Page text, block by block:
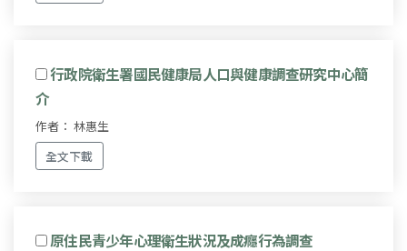
行政院衛生署國民健康局人口與健康調查研究中心簡
介
作者： 林惠生
全文下載
原住民青少年心理衛生狀況及成癮行為調查